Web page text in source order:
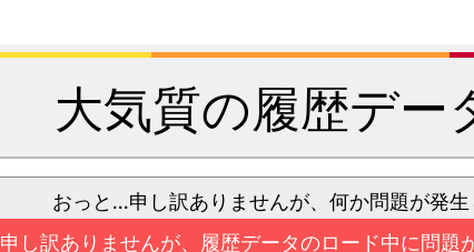
大気質の履歴デー
おっと...申し訳ありませんが、何か問題が発
申し訳ありませんが、履歴データのロード中に問題